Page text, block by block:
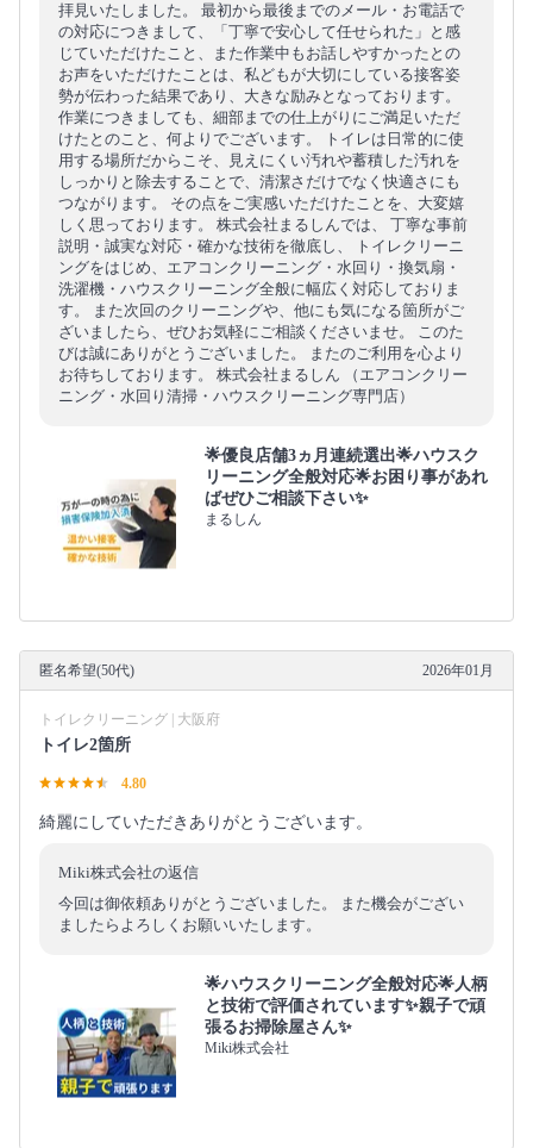
拝見いたしました。 最初から最後までのメール・お電話で
の対応につきまして、「丁寧で安心して任せられた」と感
じていただけたこと、また作業中もお話しやすかったとの
お声をいただけたことは、私どもが大切にしている接客姿
勢が伝わった結果であり、大きな励みとなっております。
作業につきましても、細部までの仕上がりにご満足いただ
けたとのこと、何よりでございます。 トイレは日常的に使
用する場所だからこそ、見えにくい汚れや蓄積した汚れを
しっかりと除去することで、清潔さだけでなく快適さにも
つながります。 その点をご実感いただけたことを、大変嬉
しく思っております。 株式会社まるしんでは、 丁寧な事前
説明・誠実な対応・確かな技術を徹底し、 トイレクリーニ
ングをはじめ、エアコンクリーニング・水回り・換気扇・
洗濯機・ハウスクリーニング全般に幅広く対応しておりま
す。 また次回のクリーニングや、他にも気になる箇所がご
ざいましたら、ぜひお気軽にご相談くださいませ。 このた
びは誠にありがとうございました。 またのご利用を心より
お待ちしております。 株式会社まるしん （エアコンクリー
ニング・水回り清掃・ハウスクリーニング専門店）
🌟優良店舗3ヵ月連続選出🌟ハウスク
リーニング全般対応🌟お困り事があれ
ばぜひご相談下さい✨
まるしん
匿名希望(50代) 2026年01月
トイレクリーニング | 大阪府
トイレ2箇所
4.80
綺麗にしていただきありがとうございます。
Miki株式会社の返信
今回は御依頼ありがとうございました。 また機会がござい
ましたらよろしくお願いいたします。
🌟ハウスクリーニング全般対応🌟人柄
と技術で評価されています✨親子で頑
張るお掃除屋さん✨
Miki株式会社